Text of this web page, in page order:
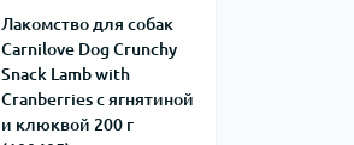
Лакомство для собак
Carnilove Dog Crunchy
Snack Lamb with
Cranberries с ягнятиной
и клюквой 200 г